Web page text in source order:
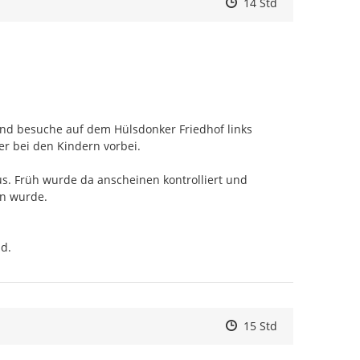
14 Std
besuche auf dem Hülsdonker Friedhof links
bei den Kindern vorbei.
Früh wurde da anscheinen kontrolliert und
wurde.
Zeitpunkt des
Zeitpunkt des
15 StdZur Äußerung